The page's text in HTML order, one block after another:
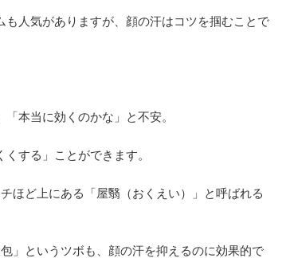
人気がありますが、顔の汗はコツを掴むことで
本当に効くのかな」と不安。
する」ことができます。
ほど上にある「屋翳（おくえい）」と呼ばれる
」というツボも、顔の汗を抑えるのに効果的で